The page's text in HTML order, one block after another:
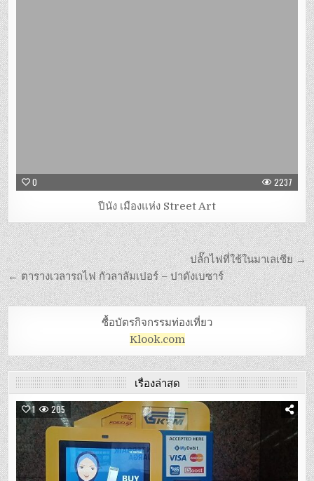
0 2237
ปีนัง เมืองแห่ง Street Art
ปลั๊กไฟที่ใช้ในมาเลเซีย →
← ตารางเวลารถไฟ กัวลาลัมเปอร์ – ปาดังเบซาร์
ซื้อบัตรกิจกรรมท่องเที่ยว
Klook.com
เรื่องล่าสุด
1 205